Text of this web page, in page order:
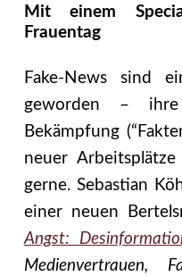
Mit einem
Frauentag
Fake-News sind
geworden –
Bekämpfung
neuer
gerne. Sebastian
einer neuen
Angst:
Medienvertrauen,